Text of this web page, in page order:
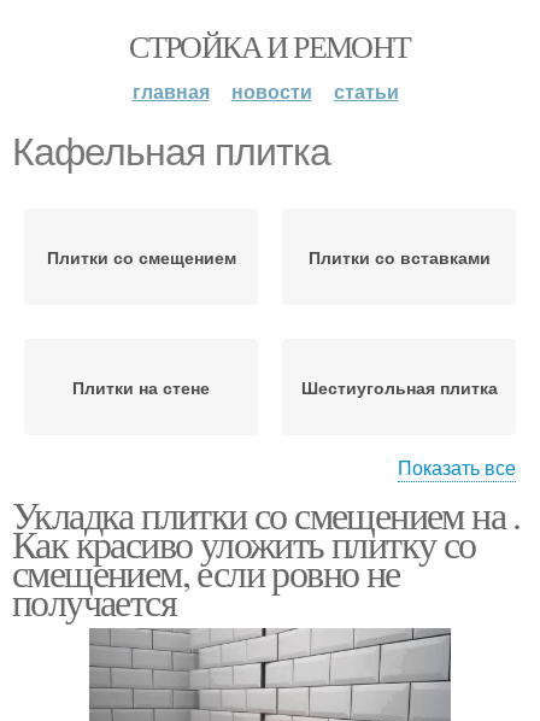
СТРОЙКА И РЕМОНТ
главная новости статьи
Кафельная плитка
Плитки со смещением Плитки со вставками
Плитки на стене Шестиугольная плитка
Старая плитка
кладку
Керамическая плитка Плитка на полу
Показать все
Укладка плитки со смещением на .
Как красиво уложить плитку со
смещением, если ровно не
получается